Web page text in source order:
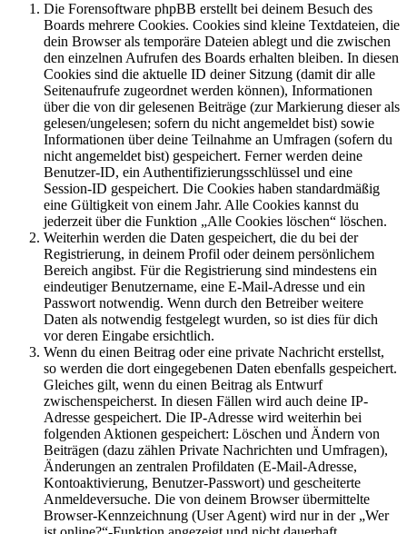
Die Forensoftware phpBB erstellt bei deinem Besuch des
Boards mehrere Cookies. Cookies sind kleine Textdateien, die
dein Browser als temporäre Dateien ablegt und die zwischen
den einzelnen Aufrufen des Boards erhalten bleiben. In diesen
Cookies sind die aktuelle ID deiner Sitzung (damit dir alle
Seitenaufrufe zugeordnet werden können), Informationen
über die von dir gelesenen Beiträge (zur Markierung dieser als
gelesen/ungelesen; sofern du nicht angemeldet bist) sowie
Informationen über deine Teilnahme an Umfragen (sofern du
nicht angemeldet bist) gespeichert. Ferner werden deine
Benutzer-ID, ein Authentifizierungsschlüssel und eine
Session-ID gespeichert. Die Cookies haben standardmäßig
eine Gültigkeit von einem Jahr. Alle Cookies kannst du
jederzeit über die Funktion „Alle Cookies löschen“ löschen.
Weiterhin werden die Daten gespeichert, die du bei der
Registrierung, in deinem Profil oder deinem persönlichem
Bereich angibst. Für die Registrierung sind mindestens ein
eindeutiger Benutzername, eine E-Mail-Adresse und ein
Passwort notwendig. Wenn durch den Betreiber weitere
Daten als notwendig festgelegt wurden, so ist dies für dich
vor deren Eingabe ersichtlich.
Wenn du einen Beitrag oder eine private Nachricht erstellst,
so werden die dort eingegebenen Daten ebenfalls gespeichert.
Gleiches gilt, wenn du einen Beitrag als Entwurf
zwischenspeicherst. In diesen Fällen wird auch deine IP-
Adresse gespeichert. Die IP-Adresse wird weiterhin bei
folgenden Aktionen gespeichert: Löschen und Ändern von
Beiträgen (dazu zählen Private Nachrichten und Umfragen),
Änderungen an zentralen Profildaten (E-Mail-Adresse,
Kontoaktivierung, Benutzer-Passwort) und gescheiterte
Anmeldeversuche. Die von deinem Browser übermittelte
Browser-Kennzeichnung (User Agent) wird nur in der „Wer